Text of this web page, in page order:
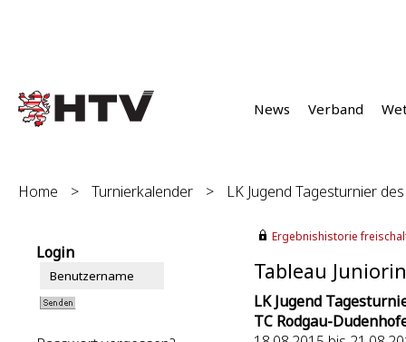
News Verband
Home > Turnierkalender > LK Jugend Tagesturnier
Login
Ergebnishistorie
Tableau
LK Jugend
TC Rodgau-